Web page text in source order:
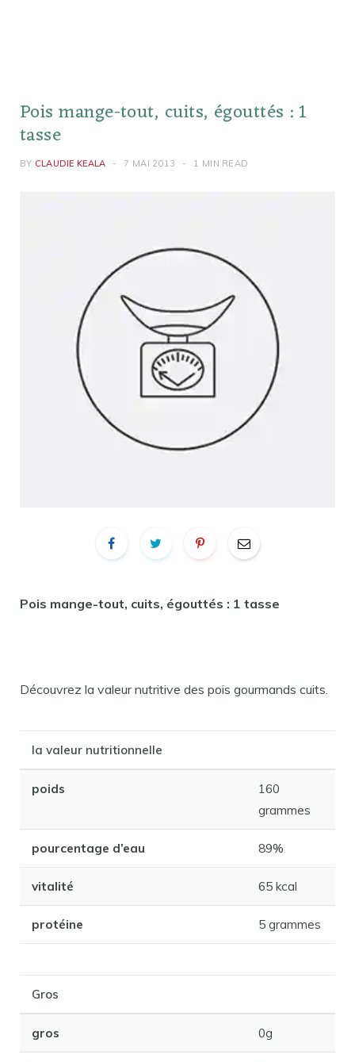
Pois mange-tout, cuits, égouttés : 1
tasse
BY CLAUDIE KEALA 7 MAI 2013 1 MIN READ
Pois mange-tout, cuits, égouttés : 1 tasse
Découvrez la valeur nutritive des pois gourmands cuits.
la valeur nutritionnelle
poids
160
grammes
pourcentage d’eau 89%
vitalité 65 kcal
protéine 5 grammes
Gros
gros 0g